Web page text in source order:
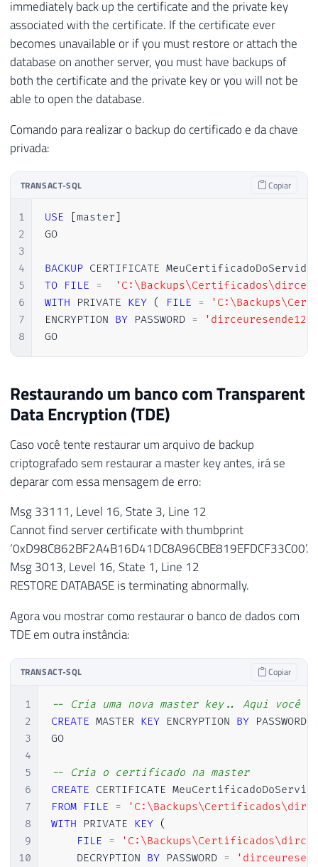
immediately back up the certificate and the private key
associated with the certificate. If the certificate ever
becomes unavailable or if you must restore or attach the
database on another server, you must have backups of
both the certificate and the private key or you will not be
able to open the database.
Comando para realizar o backup do certificado e da chave
privada:
TRANSACT-SQL Copiar
1
2
3
4
5
6
7
8
USE [master]
GO
BACKUP
TO
FILE =
WITH PRIVATE KEY ( FILE =
ENCRYPTION BY PASSWORD =
GO
Restaurando um banco com Transparent
Data Encryption (TDE)
Caso você tente restaurar um arquivo de backup
criptografado sem restaurar a master key antes, irá se
deparar com essa mensagem de erro:
Msg 33111, Level 16, State 3, Line 12
Cannot find server certificate with thumbprint
‘0xD98C862BF2A4B16D41DC8A96CBE819EFDCF33C00’.
Msg 3013, Level 16, State 1, Line 12
RESTORE DATABASE is terminating abnormally.
Agora vou mostrar como restaurar o banco de dados com
TDE em outra instância:
TRANSACT-SQL Copiar
1
2
3
4
5
6
7
8
9
10
-- Cria uma nova master key.. Aqui você
CREATE MASTER KEY ENCRYPTION BY PASSWORD
GO
-- Cria o certificado na master
CREATE
FROM
FILE =
WITH PRIVATE KEY
(
FILE =
    DECRYPTION
BY PASSWORD =